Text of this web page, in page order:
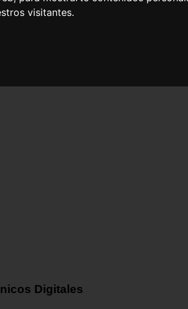
visitantes.
Digitales